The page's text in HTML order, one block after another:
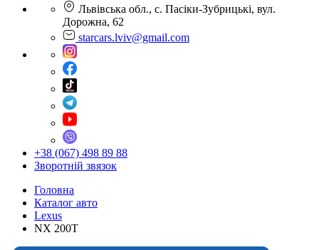
Львівська обл., с. Пасіки-Зубрицькі, вул.
Дорожна, 62
starcars.lviv@gmail.com
+38 (067) 498 89 88
Зворотній звязок
Головна
Каталог авто
Lexus
NX 200T